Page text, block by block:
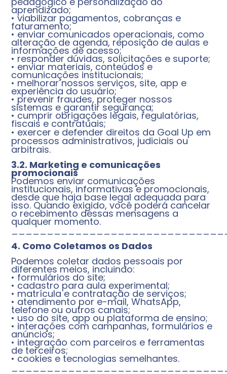
aprendizado;
• viabilizar pagamentos, cobranças e
faturamento;
• enviar comunicados operacionais, como
alteração de agenda, reposição de aulas e
informações de acesso;
• responder dúvidas, solicitações e suporte;
• enviar materiais, conteúdos e
comunicações institucionais;
• melhorar nossos serviços, site, app e
experiência do usuário;
• prevenir fraudes, proteger nossos
sistemas e garantir segurança;
• cumprir obrigações legais, regulatórias,
fiscais e contratuais;
• exercer e defender direitos da Goal Up em
processos administrativos, judiciais ou
arbitrais.
3.2. Marketing e comunicações
promocionais
Podemos enviar comunicações
institucionais, informativas e promocionais,
desde que haja base legal adequada para
isso. Quando exigido, você poderá cancelar
o recebimento dessas mensagens a
qualquer momento.
4. Como Coletamos os Dados
Podemos coletar dados pessoais por
diferentes meios, incluindo:
• formulários do site;
• cadastro para aula experimental;
• matrícula e contratação de serviços;
• atendimento por e-mail, WhatsApp,
telefone ou outros canais;
• uso do site, app ou plataforma de ensino;
• interações com campanhas, formulários e
anúncios;
• integração com parceiros e ferramentas
de terceiros;
• cookies e tecnologias semelhantes.